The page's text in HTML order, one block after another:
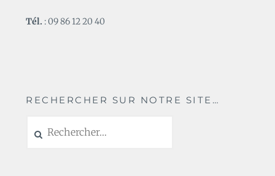
Tél. : 09 86 12 20 40
RECHERCHER SUR NOTRE SITE…